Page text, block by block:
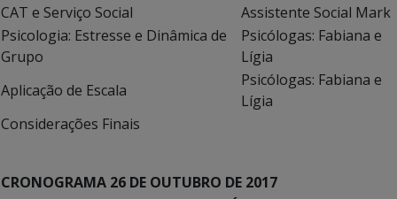
CAT e Serviço Social
Assistente Social Mark
Psicologia: Estresse e Dinâmica de
Grupo
Psicólogas: Fabiana e
Lígia
Aplicação de Escala
Psicólogas: Fabiana e
Lígia
Considerações Finais
CRONOGRAMA 26 DE OUTUBRO DE 2017